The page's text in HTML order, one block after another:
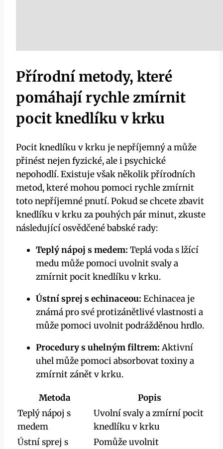
Přírodní metody, které
pomáhají rychle zmírnit⁢
pocit ⁢knedlíku v krku
Pocit knedlíku⁢ v krku je nepříjemný a může
přinést nejen fyzické, ale⁢ i psychické
‌nepohodlí. ⁢Existuje však několik‍ přírodních
metod,⁤ které mohou ⁤pomoci rychle​ zmírnit
toto nepříjemné pnutí. Pokud‌ se chcete ⁤zbavit
knedlíku v krku za pouhých pár minut, ⁢zkuste
následující osvědčené babské rady:
Teplý nápoj s‌ medem: ⁣Teplá voda s⁤ lžící
medu může pomoci uvolnit svaly⁢ a
zmírnit pocit knedlíku v krku.
Ústní sprej s echinaceou: Echinacea je
známá⁢ pro své​ protizánětlivé ‌vlastnosti a
může ⁣pomoci uvolnit podrážděnou​ hrdlo.
Procedury ⁢s​ uhelným filtrem: Aktivní
‌uhel může pomoci absorbovat​ toxiny a
zmírnit ‍zánět v krku.
Metoda
Popis
Teplý nápoj s
medem
Uvolní svaly a ‍zmírní pocit
knedlíku v krku
Ústní sprej s
Pomůže uvolnit